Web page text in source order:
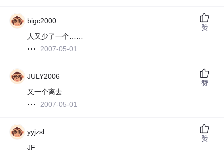
bigc2000
人又少了一个……
2007-05-01
赞
JULY2006
又一个离去...
2007-05-01
赞
yyjzsl
JF
赞